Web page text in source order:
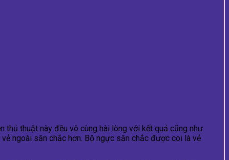
thuật này đều vô cùng hài lòng với kết quả cũng như
ngoài săn chắc hơn. Bộ ngực săn chắc được coi là vẻ